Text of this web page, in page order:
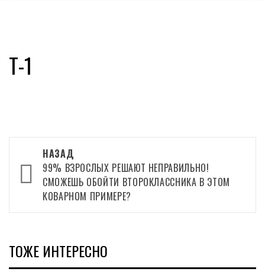
T-1
Навигация
записи
НАЗАД
99% ВЗРОСЛЫХ РЕШАЮТ НЕПРАВИЛЬНО!
СМОЖЕШЬ ОБОЙТИ ВТОРОКЛАССНИКА В ЭТОМ
КОВАРНОМ ПРИМЕРЕ?
ТОЖЕ ИНТЕРЕСНО